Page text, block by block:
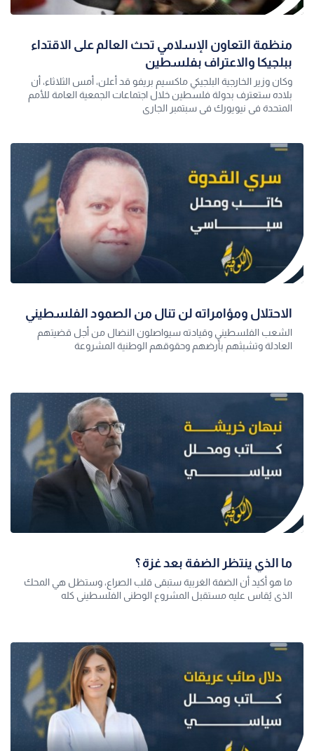
منظمة التعاون الإسلامي تحث العالم على الاقتداء
ببلجيكا والاعتراف بفلسطين
وكان وزير الخارجية البلجيكي ماكسيم بريفو قد أعلن، أمس الثلاثاء، أن
بلاده ستعترف بدولة فلسطين خلال اجتماعات الجمعية العامة للأمم
المتحدة في نيويورك في سبتمبر الجاري
الاحتلال ومؤامراته لن تنال من الصمود الفلسطيني
الشعب الفلسطيني وقيادته سيواصلون النضال من أجل قضيتهم
العادلة وتشبثهم بأرضهم وحقوقهم الوطنية المشروعة
ما الذي ينتظر الضفة بعد غزة ؟
ما هو أكيد أن الضفة الغربية ستبقى قلب الصراع، وستظل هي المحك
الذي يُقاس عليه مستقبل المشروع الوطني الفلسطيني كله